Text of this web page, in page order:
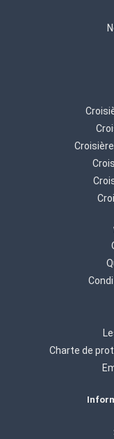
Charte de